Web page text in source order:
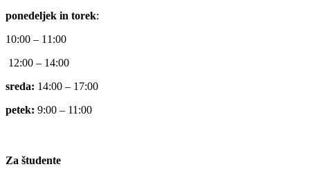
ponedeljek in torek:
10:00 – 11:00
12:00 – 14:00
sreda: 14:00 – 17:00
petek: 9:00 – 11:00
Za študente